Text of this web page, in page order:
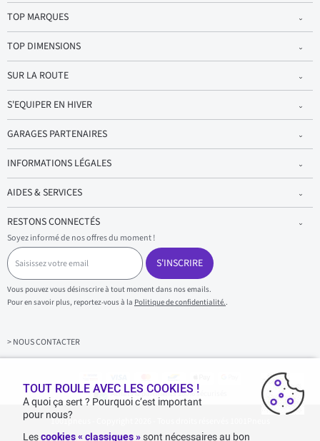
TOP MARQUES
TOP DIMENSIONS
SUR LA ROUTE
S'EQUIPER EN HIVER
GARAGES PARTENAIRES
INFORMATIONS LÉGALES
AIDES & SERVICES
RESTONS CONNECTÉS
Soyez informé de nos offres du moment !
S
a
i
s
i
s
z
v
S'INSCRIRE
Vous pouvez vous désinscrire à tout moment dans nos emails.
Pour en savoir plus, reportez-vous à la Politique de confidentialité..
> NOUS CONTACTER
Achats & paiements 100% sécurisés
1001pneus - Copyright 2026 - Tous droits réservés 1001Pneus
TOUT ROULE AVEC LES COOKIES !
A quoi ça sert ? Pourquoi c’est important
pour nous?
Lescookies « classiques »sont nécessaires au bon